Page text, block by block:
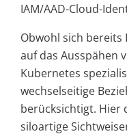
IAM/AAD-Cloud-
Obwohl sich bereits
auf das Ausspähen
Kubernetes
wechselseitige
berücksichtigt. Hier
siloartige